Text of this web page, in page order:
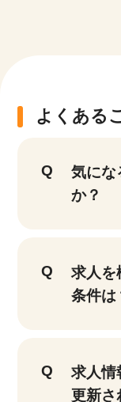
よくある
気にな
か？
求人を
条件は
求人情
更新さ
該当件数
17,050